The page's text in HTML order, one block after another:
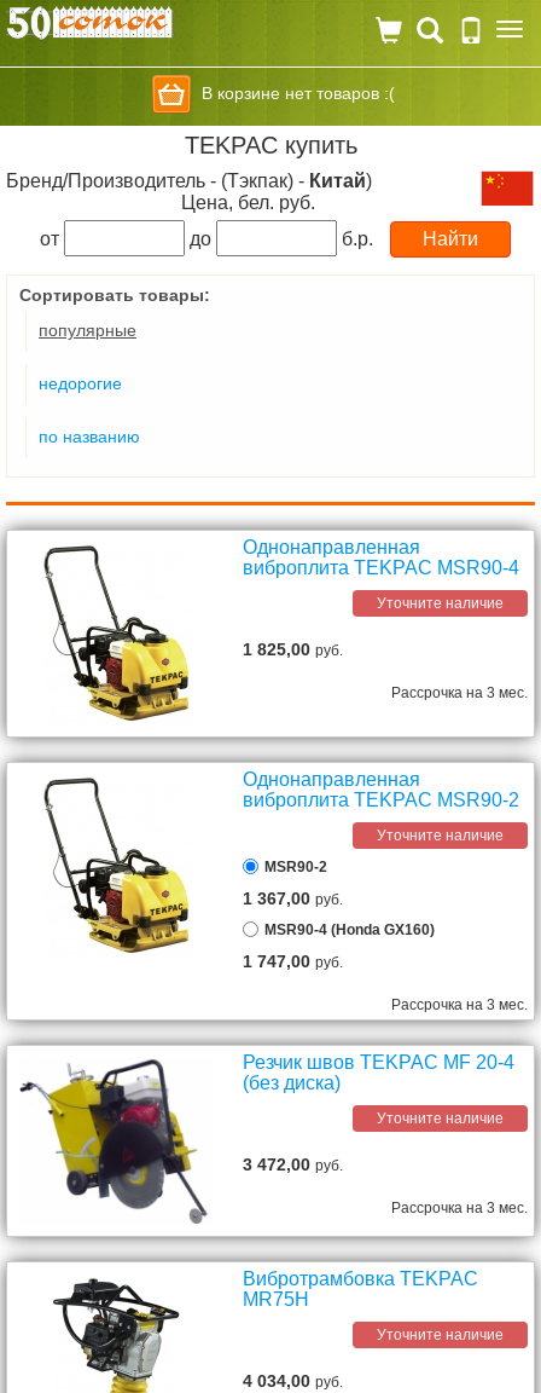
В корзине нет товаров :(
TEKPAC купить
Бренд/Производитель - (Тэкпак) - Китай)
Цена, бел. руб.
от
до б.р.
Сортировать товары:
популярные
недорогие
по названию
Однонаправленная
виброплита TEKPAC MSR90-4
Уточните наличие
1 825,00руб.
Рассрочка на 3 мес.
Однонаправленная
виброплита TEKPAC MSR90-2
Уточните наличие
MSR90-2
1 367,00руб.
MSR90-4 (Honda GX160)
1 747,00руб.
Рассрочка на 3 мес.
Резчик швов TEKPAC MF 20-4
(без диска)
Уточните наличие
3 472,00руб.
Рассрочка на 3 мес.
Вибротрамбовка TEKPAC
MR75H
Уточните наличие
4 034,00руб.